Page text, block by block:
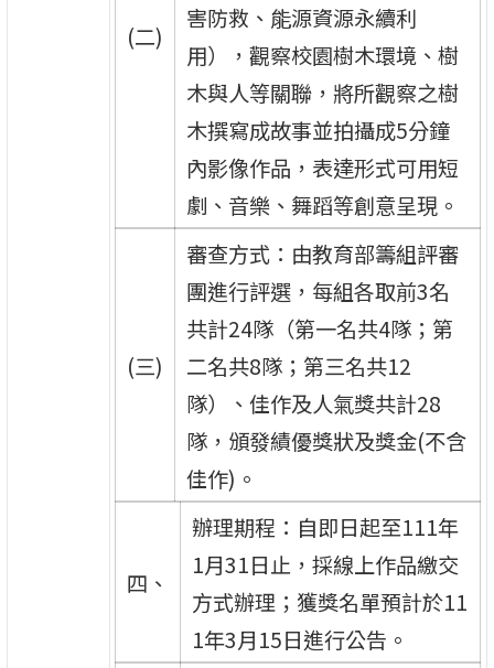
(二)
害防救、能源資源永續利
用），觀察校園樹木環境、樹
木與人等關聯，將所觀察之樹
木撰寫成故事並拍攝成5分鐘
內影像作品，表達形式可用短
劇、音樂、舞蹈等創意呈現。
(三)
審查方式：由教育部籌組評審
團進行評選，每組各取前3名
共計24隊（第一名共4隊；第
二名共8隊；第三名共12
隊）、佳作及人氣獎共計28
隊，頒發績優獎狀及獎金(不含
佳作)。
四、
辦理期程：自即日起至111年
1月31日止，採線上作品繳交
方式辦理；獲獎名單預計於11
1年3月15日進行公告。